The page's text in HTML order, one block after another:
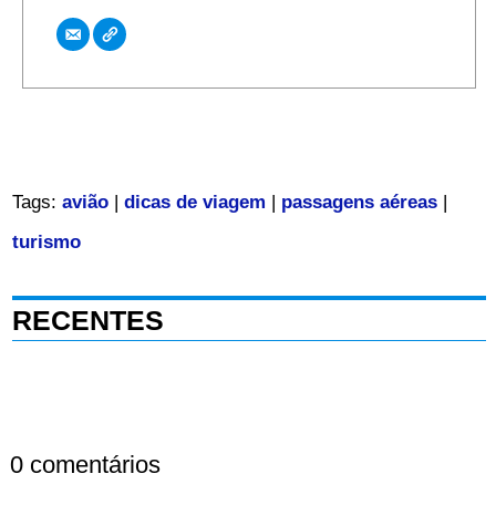
Tags: avião| dicas de viagem passagens aéreas|
turismo
RECENTES
0 comentários